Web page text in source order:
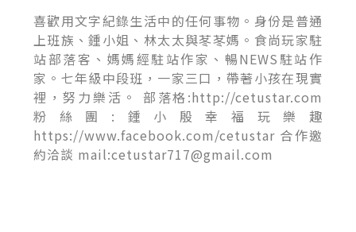
喜歡用文字紀錄生活中的任何事物。身份是普通
上班族、鍾小姐、林太太與苳苳媽。食尚玩家駐
站部落客、媽媽經駐站作家、暢NEWS駐站作
家。七年級中段班，一家三口，帶著小孩在現實
裡，努力樂活。 部落格:http://cetustar.com
粉絲團:鍾小殷幸福玩樂趣
https://www.facebook.com/cetustar 合作邀
約洽談 mail:cetustar717@gmail.com